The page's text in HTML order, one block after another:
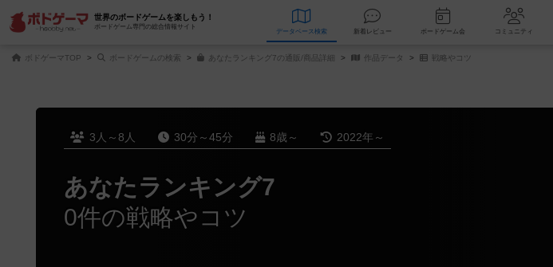
世界のボードゲームを楽しもう！
ボードゲーム専門の総合情報サイト
データベース 検索 新着レビュー ボードゲーム会
ボドゲーマTOP ボードゲームの検索 あなたランキング7の通販/商品詳細 作品データ 戦略やコツ
3人～8人 30分～45分 8歳～ 2022年～
あなたランキング7
0件の戦略やコツ